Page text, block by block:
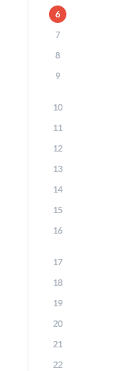
6
7
8
9
10
11
12
13
14
15
16
17
18
19
20
21
22